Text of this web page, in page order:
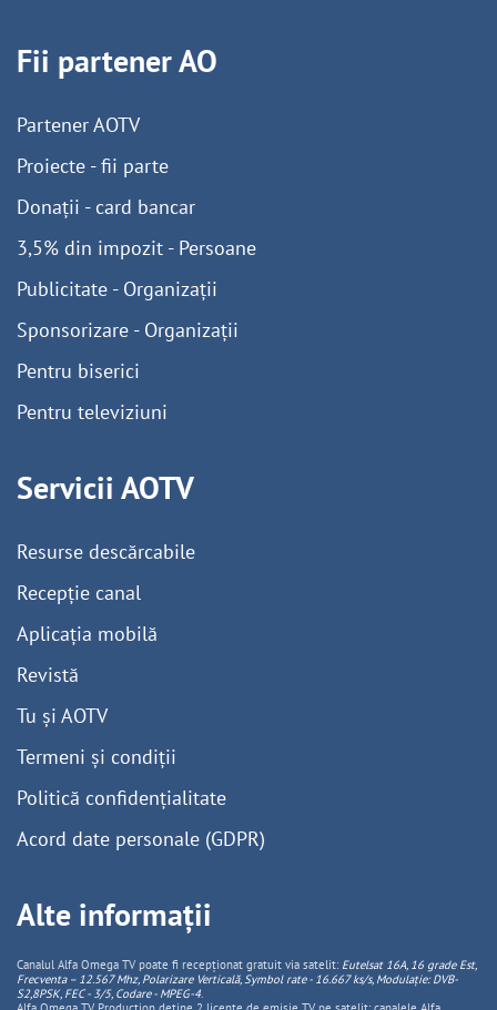
Fii partener AO
Partener AOTV
Proiecte - fii parte
Donații - card bancar
3,5% din impozit - Persoane
Publicitate - Organizații
Sponsorizare - Organizații
Pentru biserici
Pentru televiziuni
Servicii AOTV
Resurse descărcabile
Recepție canal
Aplicația mobilă
Revistă
Tu și AOTV
Termeni și condiții
Politică confidențialitate
Acord date personale (GDPR)
Alte informații
Canalul Alfa Omega TV poate fi recepționat gratuit via satelit: Eutelsat 16A, 16 grade Est,
Frecventa – 12.567 Mhz, PolarizareVerticală, Symbol rate - 16.667 ks/s, Modulație: DVB-
S2,8PSK, FEC - 3/5, Codare - MPEG-4.